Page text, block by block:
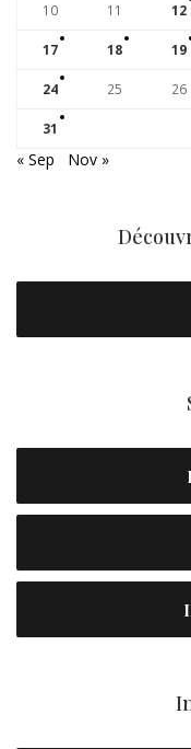
10 11 12
17 18 19
24 25 26
31
« Sep Nov »